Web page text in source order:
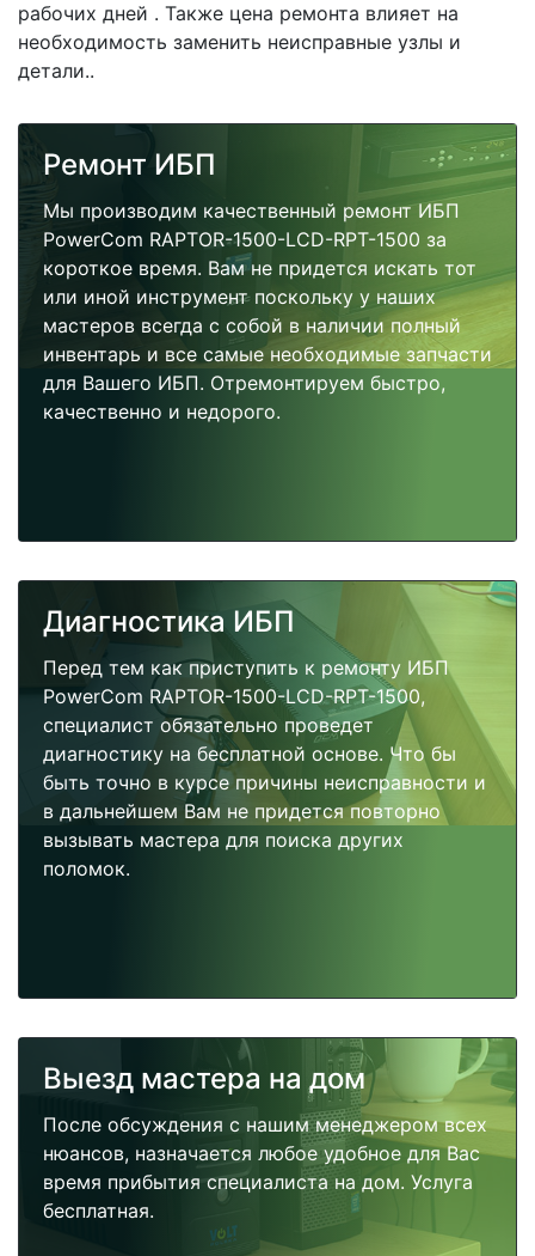
рабочих дней . Также цена ремонта влияет на
необходимость заменить неисправные узлы и
детали..
Ремонт ИБП
Мы производим качественный ремонт ИБП
PowerCom RAPTOR-1500-LCD-RPT-1500 за
короткое время. Вам не придется искать тот
или иной инструмент поскольку у наших
мастеров всегда с собой в наличии полный
инвентарь и все самые необходимые запчасти
для Вашего ИБП. Отремонтируем быстро,
качественно и недорого.
Диагностика ИБП
Перед тем как приступить к ремонту ИБП
PowerCom RAPTOR-1500-LCD-RPT-1500,
специалист обязательно проведет
диагностику на бесплатной основе. Что бы
быть точно в курсе причины неисправности и
в дальнейшем Вам не придется повторно
вызывать мастера для поиска других
поломок.
Выезд мастера на дом
После обсуждения с нашим менеджером всех
нюансов, назначается любое удобное для Вас
время прибытия специалиста на дом. Услуга
бесплатная.